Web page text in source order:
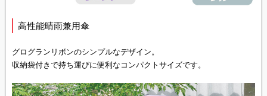
高性能晴雨兼用傘
グログランリボンのシンプルなデザイン。
収納袋付きで持ち運びに便利なコンパクトサイズです。